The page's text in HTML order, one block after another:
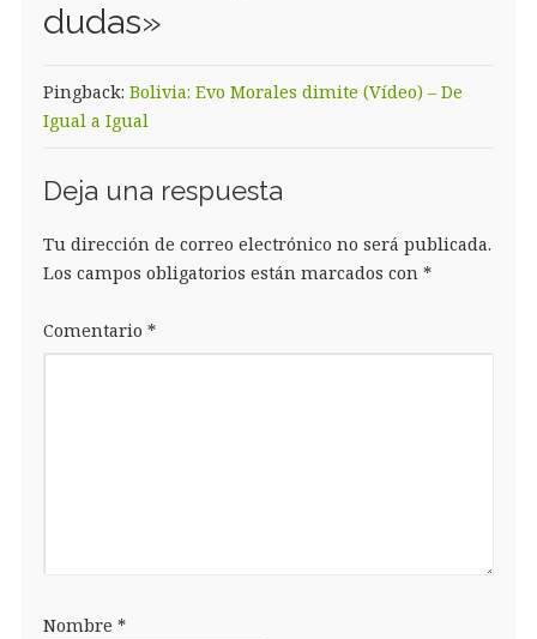
dudas»
Pingback: Bolivia: Evo Morales dimite (Vídeo) – De
Igual a Igual
Deja una respuesta
Tu dirección de correo electrónico no será publicada.
Los campos obligatorios están marcados con *
Comentario *
Nombre *